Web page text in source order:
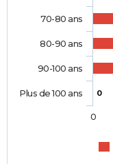
0
70-80 ans
80-90 ans
90-100 ans
Plus de 100 ans
0